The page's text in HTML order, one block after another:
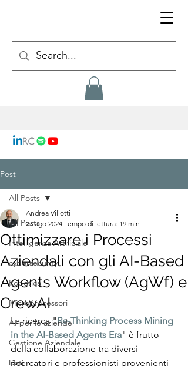
Post
All Posts
Intelligenza Artificiale
cybersecurity
Robotica
Microprocessori
AI per le aziende
Gestione Aziendale
Dati
All Posts
Ottimizzare i Processi
Aziendali con gli AI-Based
Agents Workflow (AgWf) e
CrewAI
Andrea Viliotti
23 ago 2024 Tempo di lettura: 19 min
La ricerca "Re-Thinking Process Mining
in the AI-Based Agents Era" è frutto
della collaborazione tra diversi
ricercatori e professionisti provenienti